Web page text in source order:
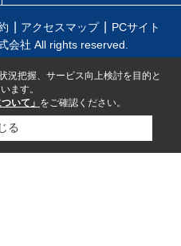
アクセスマップ
PCサイト
会社 All rights reserved.
況把握、サービス向上検討を目的と
ます。
いて」 をご確認ください。
る